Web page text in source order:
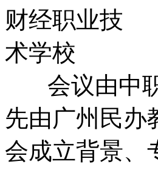
会议由中职
先由广州民办
会成立背景、